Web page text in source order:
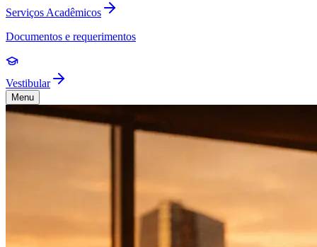
Serviços Acadêmicos
Documentos e requerimentos
Vestibular
Menu